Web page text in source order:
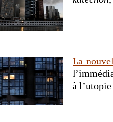
La
à